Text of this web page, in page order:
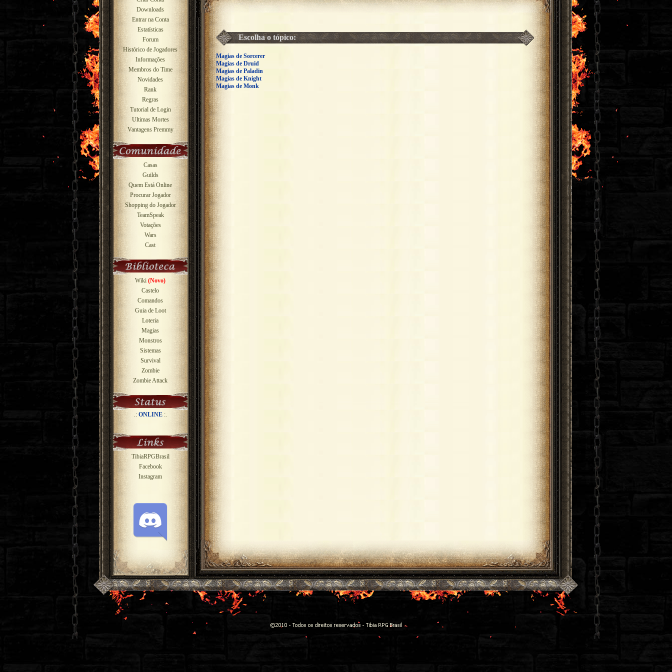
Downloads
Entrar na Conta
Estatísticas
Forum
Histórico de Jogadores
Informações
Membros do Time
Novidades
Rank
Regras
Tutorial de Login
Ultimas Mortes
Vantagens Premmy
Casas
Guilds
Quem Está Online
Procurar Jogador
Shopping do Jogador
TeamSpeak
Votações
Wars
Cast
Wiki (Novo)
Castelo
Comandos
Guia de Loot
Loteria
Magias
Monstros
Sistemas
Survival
Zombie
Zombie Attack
.: ONLINE:.
TibiaRPGBrasil
Facebook
Instagram
Escolha o tópico:
Magias de Sorcerer
Magias de Druid
Magias de Paladin
Magias de Knight
Magias de Monk